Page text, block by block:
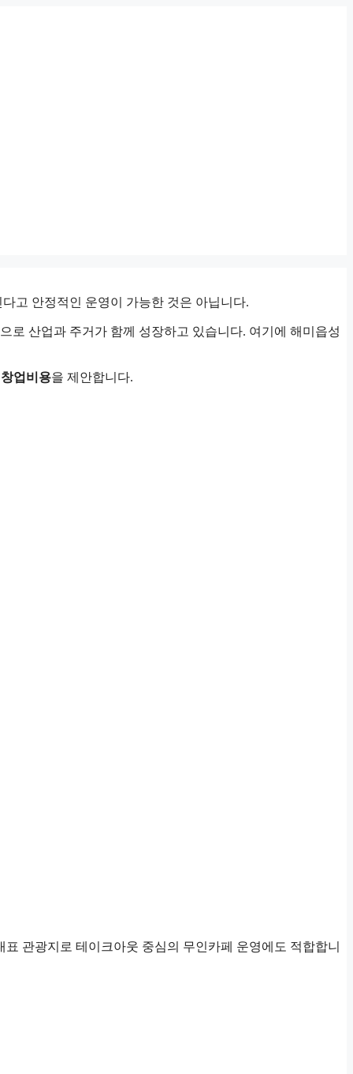
고 안정적인 운영이 가능한 것은 아닙니다.
로 산업과 주거가 함께 성장하고 있습니다. 여기에 해미읍성
업비용을 제안합니다.
관광지로 테이크아웃 중심의 무인카페 운영에도 적합합니